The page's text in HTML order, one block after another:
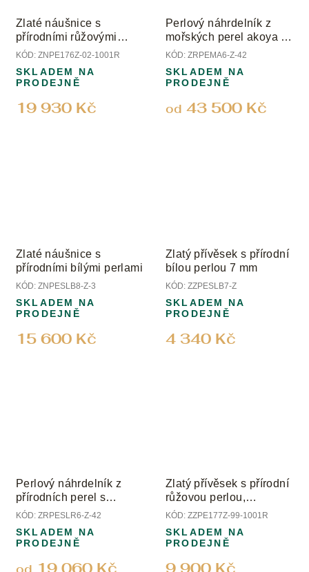
Zlaté náušnice s
přírodními růžovými
perlami, mandariny a
KÓD: ZNPE176Z-02-1001R
19 930 Kč
SKLADEM NA
PRODEJNĚ
Perlový náhrdelník z
mořských perel akoya s
uzávěrem ze žlutého
KÓD: ZRPEMA6-Z-42
od 43 500 Kč
SKLADEM NA
PRODEJNĚ
Zlaté náušnice s
přírodními bílými perlami
KÓD: ZNPESLB8-Z-3
15 600 Kč
SKLADEM NA
PRODEJNĚ
Zlatý přívěsek s přírodní
bílou perlou 7 mm
KÓD: ZZPESLB7-Z
4 340 Kč
SKLADEM NA
PRODEJNĚ
Perlový náhrdelník z
přírodních perel s
uzávěrem ze žlutého
KÓD: ZRPESLR6-Z-42
SKLADEM NA
PRODEJNĚ
Zlatý přívěsek s přírodní
růžovou perlou,
mandarinem a diamanty
KÓD: ZZPE177Z-99-1001R
SKLADEM NA
PRODEJNĚ